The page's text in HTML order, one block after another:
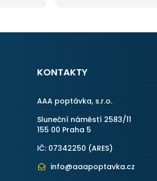
potřebovat, jistě se
KONTAKTY
AAA poptávka, s.r.o.
Sluneční náměstí 2583/11
155 00 Praha 5
IČ: 07342250 (ARES)
info@aaapoptavka.cz